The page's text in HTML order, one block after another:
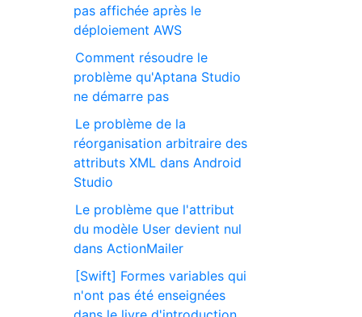
pas affichée après le
déploiement AWS
Comment résoudre le
problème qu'Aptana Studio
ne démarre pas
Le problème de la
réorganisation arbitraire des
attributs XML dans Android
Studio
Le problème que l'attribut
du modèle User devient nul
dans ActionMailer
[Swift] Formes variables qui
n'ont pas été enseignées